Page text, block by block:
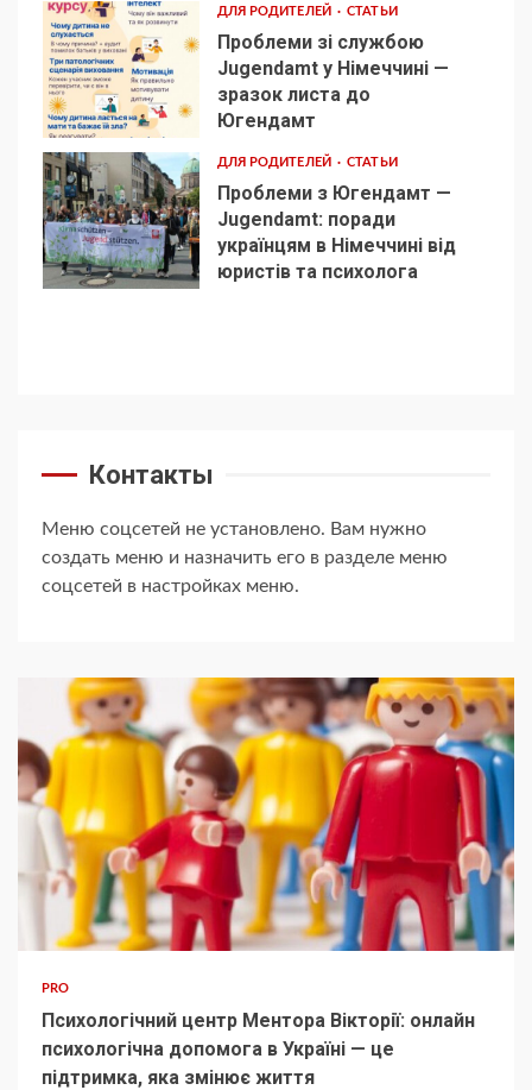
4
ДЛЯ РОДИТЕЛЕЙ СТАТЬИ
Проблеми зі службою
Jugendamt у Німеччині —
зразок листа до
Югендамт
5
ДЛЯ РОДИТЕЛЕЙ СТАТЬИ
Проблеми з Югендамт —
Jugendamt: поради
українцям в Німеччині від
юристів та психолога
Контакты
Меню соцсетей не установлено. Вам нужно
создать меню и назначить его в разделе меню
соцсетей в настройках меню.
PRO
Психологічний центр Ментора Вікторії: онлайн
психологічна допомога в Україні — це
підтримка, яка змінює життя